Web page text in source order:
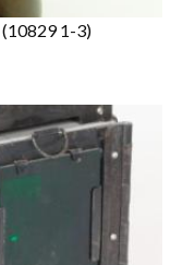
(10829 1-3)